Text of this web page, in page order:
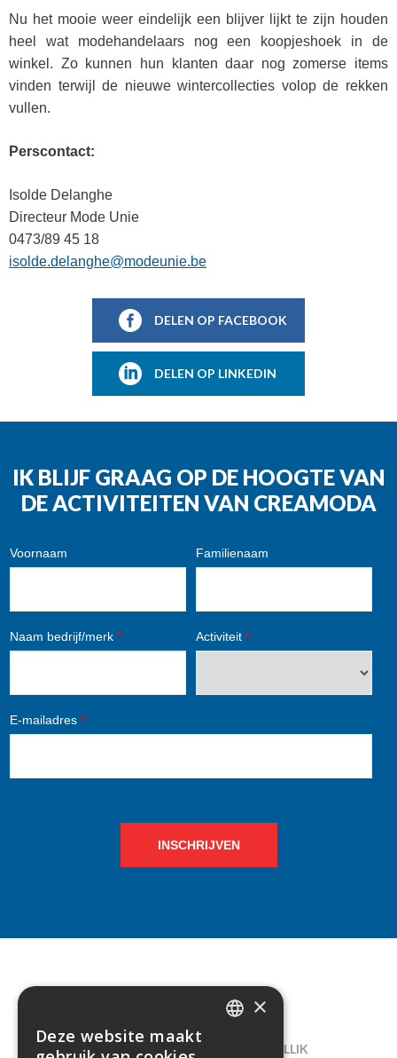
Nu het mooie weer eindelijk een blijver lijkt te zijn houden
heel wat modehandelaars nog een koopjeshoek in de
winkel. Zo kunnen hun klanten daar nog zomerse items
vinden terwijl de nieuwe wintercollecties volop de rekken
vullen.
Perscontact:
Isolde Delanghe
Directeur Mode Unie
0473/89 45 18
isolde.delanghe@modeunie.be
DELEN OP FACEBOOK
DELEN OP LINKEDIN
IK BLIJF GRAAG OP DE HOOGTE VAN
DE ACTIVITEITEN VAN CREAMODA
Voornaam Familienaam
Naam bedrijf/merk * Activiteit *
E-mailadres *
INSCHRIJVEN
CONTACT
LELIEGAARDE 22, B-1731 ZELLIK
×
Deze website maakt